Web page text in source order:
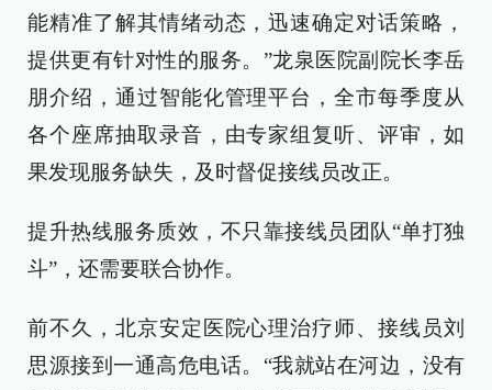
能精准了解其情绪动态，迅速确定对话策略，
提供更有针对性的服务。”龙泉医院副院长李岳
朋介绍，通过智能化管理平台，全市每季度从
各个座席抽取录音，由专家组复听、评审，如
果发现服务缺失，及时督促接线员改正。
提升热线服务质效，不只靠接线员团队“单打独
斗”，还需要联合协作。
前不久，北京安定医院心理治疗师、接线员刘
思源接到一通高危电话。“我就站在河边，没有